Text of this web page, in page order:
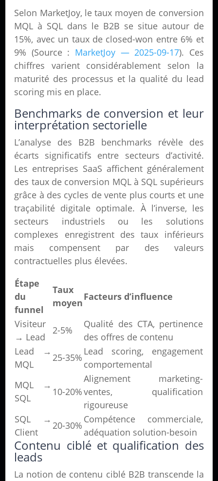
Selon MarketJoy, le taux moyen de conversion
MQL à SQL dans le B2B se situe autour de
15%, avec un taux de closed-won entre 6% et
9% (Source : MarketJoy — 2025-09-17). Ces
chiffres varient considérablement selon la
maturité des processus et la qualité du lead
scoring mis en place.
Benchmarks de conversion et leur
interprétation sectorielle
L’analyse des B2B benchmarks révèle des
écarts significatifs entre secteurs d’activité.
Les entreprises SaaS affichent généralement
des taux de conversion MQL à SQL supérieurs
grâce à des cycles de vente plus courts et une
traçabilité digitale optimale. À l’inverse, les
secteurs industriels ou les solutions
complexes enregistrent des taux inférieurs
mais compensent par des valeurs
contractuelles plus élevées.
Étape
du
funnel
Taux
moyen
Facteurs d’influence
Visiteur
→ Lead
2-5%
Qualité des CTA, pertinence
des offres de contenu
Lead →
MQL
25-35%
Lead scoring, engagement
comportemental
MQL →
SQL
10-20%
Alignement marketing-
ventes, qualification
rigoureuse
SQL →
Client
20-30%
Compétence commerciale,
adéquation solution-besoin
Contenu ciblé et qualification des
leads
La notion de contenu ciblé B2B transcende la